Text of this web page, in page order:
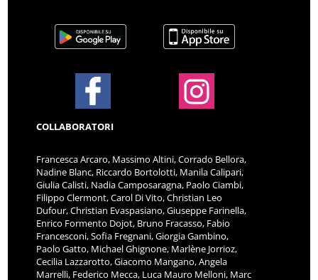
COLLABORATORI
Francesca Arcaro, Massimo Altini, Corrado Bellora,
Nadine Blanc, Riccardo Bortolotti, Manila Calipari,
Giulia Calisti, Nadia Camposaragna, Paolo Ciambi,
Filippo Clermont, Carol Di Vito, Christian Leo
Dufour, Christian Evaspasiano, Giuseppe Farinella,
Enrico Formento Dojot, Bruno Fracasso, Fabio
Francesconi, Sofia Fregnani, Giorgia Gambino,
Paolo Gatto, Michael Ghignone, Marlène Jorrioz,
Cecilia Lazzarotto, Giacomo Mangano, Angela
Marrelli, Federico Mecca, Luca Mauro Melloni, Marc